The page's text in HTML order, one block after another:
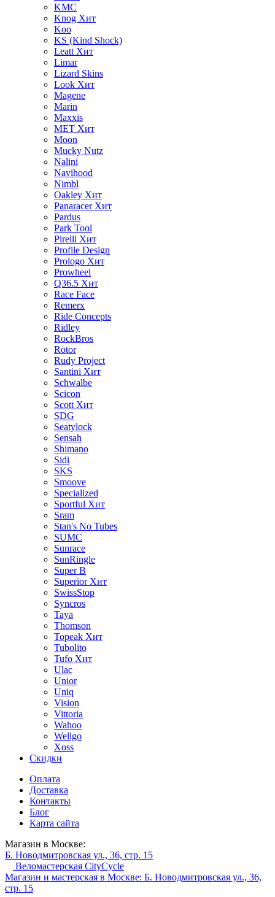
KMC
Knog Хит
Koo
KS (Kind Shock)
Leatt Хит
Limar
Lizard Skins
Look Хит
Magene
Marin
Maxxis
MET Хит
Moon
Mucky Nutz
Nalini
Navihood
Nimbl
Oakley Хит
Panaracer Хит
Pardus
Park Tool
Pirelli Хит
Profile Design
Prologo Хит
Prowheel
Q36.5 Хит
Race Face
Remerx
Ride Concepts
Ridley
RockBros
Rotor
Rudy Project
Santini Хит
Schwalbe
Scicon
Scott Хит
SDG
Seatylock
Sensah
Shimano
Sidi
SKS
Smoove
Specialized
Sportful Хит
Sram
Stan's No Tubes
SUMC
Sunrace
SunRingle
Super B
Superior Хит
SwissStop
Syncros
Taya
Thomson
Topeak Хит
Tubolito
Tufo Хит
Ulac
Unior
Uniq
Vision
Vittoria
Wahoo
Wellgo
Xoss
Скидки
Оплата
Доставка
Контакты
Блог
Карта сайта
Магазин в Москве:
Б. Новодмитровская ул., 36, стр. 15
Веломастерская CityCycle
Магазин и мастерская в Москве: Б. Новодмитровская ул., 36,
стр. 15